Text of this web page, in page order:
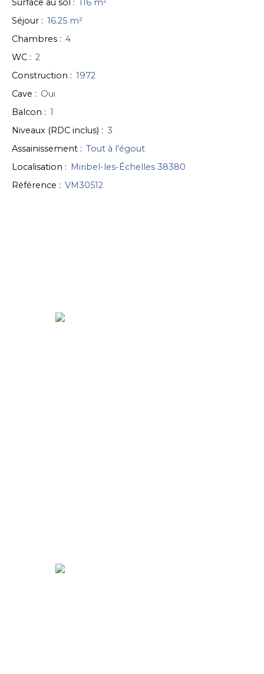
Surface au sol : 116 m²
Séjour : 16.25 m²
Chambres : 4
WC : 2
Construction : 1972
Cave : Oui
Balcon : 1
Niveaux (RDC inclus) : 3
Assainissement : Tout à l'égout
Localisation : Miribel-les-Échelles 38380
Référence : VM30512